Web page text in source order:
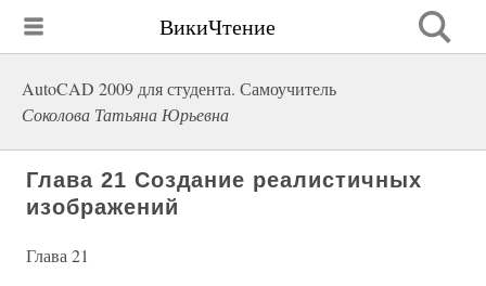
ВикиЧтение
AutoCAD 2009 для студента. Самоучитель
Соколова Татьяна Юрьевна
Глава 21 Создание реалистичных
изображений
Глава 21